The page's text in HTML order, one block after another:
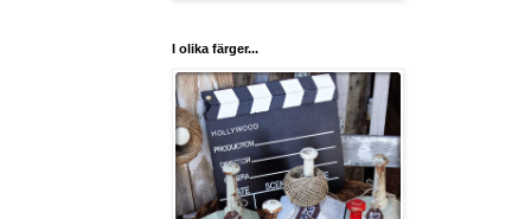
I olika färger...